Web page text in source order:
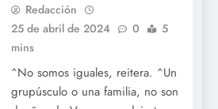
Redacción
25 de abril de 2024
0
5
mins
^No somos iguales, reitera. ^Un
grupúsculo o una familia, no son